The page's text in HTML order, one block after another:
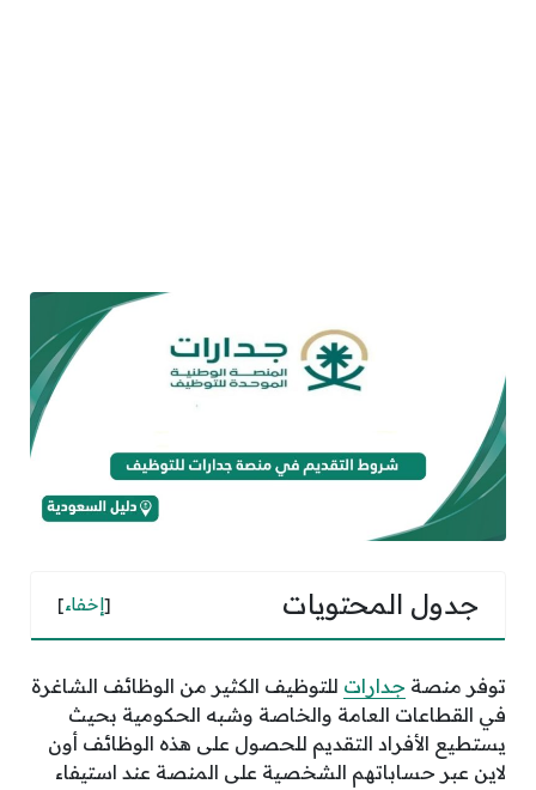
جدول المحتويات [إخفاء]
توفر منصة جدارات للتوظيف الكثير من الوظائف الشاغرة
في القطاعات العامة والخاصة وشبه الحكومية بحيث
يستطيع الأفراد التقديم للحصول على هذه الوظائف أون
لاين عبر حساباتهم الشخصية على المنصة عند استيفاء